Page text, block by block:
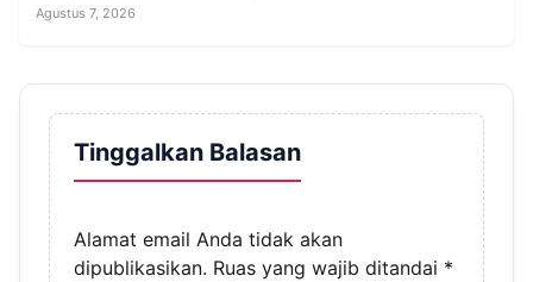
Agustus 7, 2026
Tinggalkan Balasan
Alamat email Anda tidak akan
dipublikasikan. Ruas yang wajib ditandai *